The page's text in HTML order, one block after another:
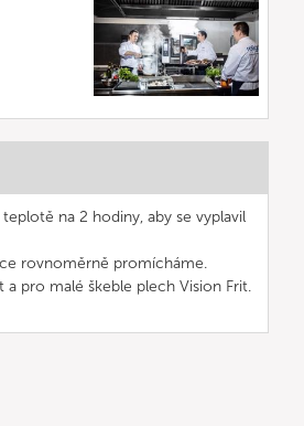
na 2 hodiny, aby se vyplavil
rovnoměrně promícháme.
pro malé škeble plech Vision Frit.